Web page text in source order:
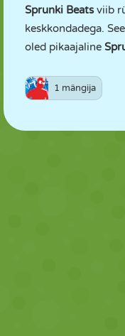
Sprunki Beatsviib
keskkondadega.
oled pikaajaline
1 mängija